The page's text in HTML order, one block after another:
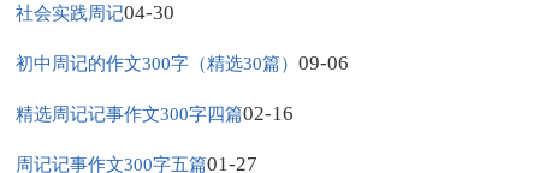
社会实践周记04-30
初中周记的作文300字（精选30篇）09-06
精选周记记事作文300字四篇02-16
周记记事作文300字五篇01-27